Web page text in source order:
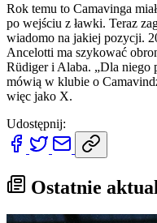
Rok temu to Camavinga
po wejściu z ławki. Teraz
wiadomo na jakiej pozycji.
Ancelotti ma szykować
Rüdiger i Alaba. „Dla niego
mówią w klubie o
więc jako X.
Udostępnij:
Ostatnie